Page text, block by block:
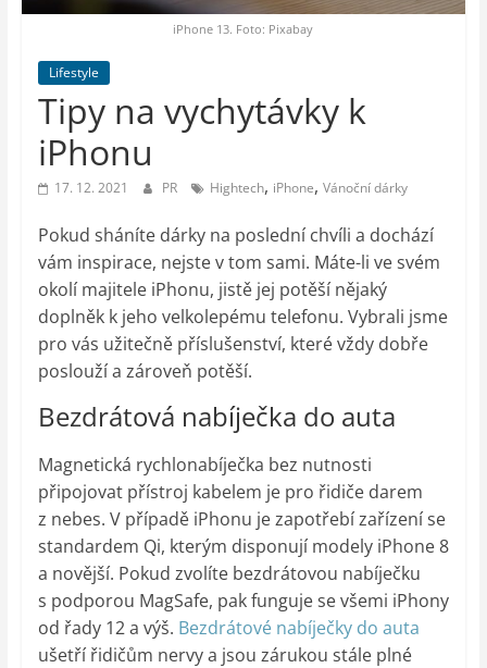
vesmír
iPhone 13. Foto: Pixabay
Lifestyle
Tipy na vychytávky k
iPhonu
17. 12. 2021 PR Hightech, iPhone, Vánoční dárky
Pokud sháníte dárky na poslední chvíli a dochází
vám inspirace, nejste v tom sami. Máte-li ve svém
okolí majitele iPhonu, jistě jej potěší nějaký
doplněk k jeho velkolepému telefonu. Vybrali jsme
pro vás užitečně příslušenství, které vždy dobře
poslouží a zároveň potěší.
Bezdrátová nabíječka do auta
Magnetická rychlonabíječka bez nutnosti
připojovat přístroj kabelem je pro řidiče darem
z nebes. V případě iPhonu je zapotřebí zařízení se
standardem Qi, kterým disponují modely iPhone 8
a novější. Pokud zvolíte bezdrátovou nabíječku
s podporou MagSafe, pak funguje se všemi iPhony
od řady 12 a výš. Bezdrátové nabíječky do auta
ušetří řidičům nervy a jsou zárukou stále plné